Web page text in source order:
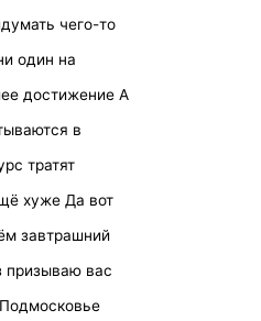
чего-то
один на
достижение А
в
тратят
хуже Да вот
завтрашний
призываю вас